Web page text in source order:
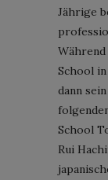
Jährige
School
dann
School
Rui